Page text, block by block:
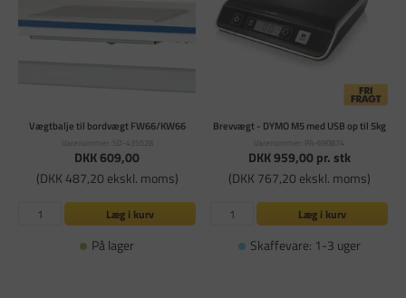
Vægtbalje til bordvægt FW66/KW66
Varenummer: SD-435528
DKK 609,00
(DKK 487,20 ekskl. moms)
Læg i kurv
På lager
Brevvægt - DYMO M5 med USB op til 5kg
Varenummer: PA-690874
DKK 959,00pr. stk
(DKK 767,20 ekskl. moms)
Læg i kurv
Skaffevare: 1-3 uger